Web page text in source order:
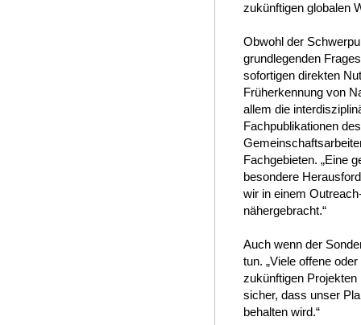
zukünftigen globalen
Obwohl der
grundlegenden
sofortigen direkten
Früherkennung von
allem die
Fachpublikationen
Fachgebieten. „Eine
besondere
wir in einem
nähergebracht.“
Auch wenn der
tun. „Viele offene
zukünftigen Projekten
sicher, dass unser
behalten wird.“